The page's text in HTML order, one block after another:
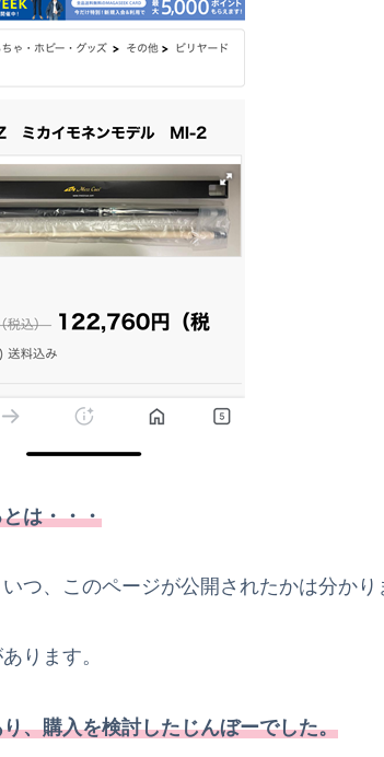
は・・・
つ、このページが公開されたかは分かり
ります。
、購入を検討したじんぼーでした。